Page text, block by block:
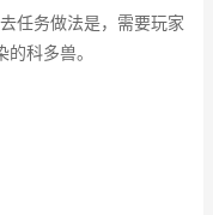
任务做法是，需要玩家
科多兽。